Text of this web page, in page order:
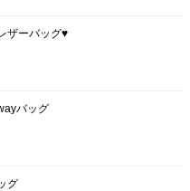
ザーバッグ♥
バッグ
グ